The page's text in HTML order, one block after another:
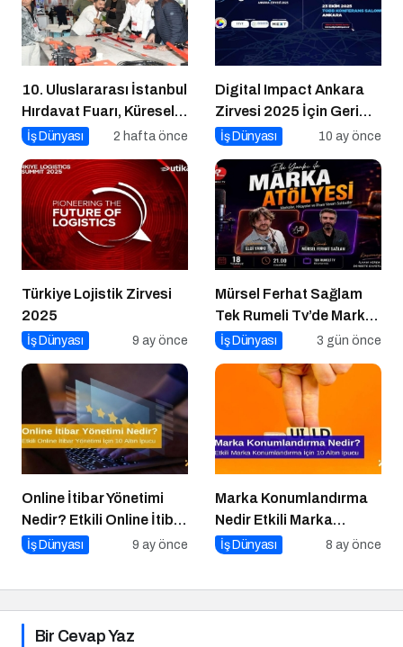
10. Uluslararası İstanbul
Hırdavat Fuarı, Küresel
Ticaretin Yeni Merkezi
İş Dünyası 2 hafta önce
Digital Impact Ankara
Zirvesi 2025 İçin Geri
Sayım!
İş Dünyası 10 ay önce
Türkiye Lojistik Zirvesi
2025
İş Dünyası 9 ay önce
Mürsel Ferhat Sağlam
Tek Rumeli Tv’de Marka
Atölyesi Programına
İş Dünyası 3 gün önce
Online İtibar Yönetimi
Nedir? Etkili Online İtibar
Yönetimi İçin 10 Altın
İş Dünyası 9 ay önce
Marka Konumlandırma
Nedir Etkili Marka
Konumlandırma İçin 10
İş Dünyası 8 ay önce
Bir Cevap Yaz